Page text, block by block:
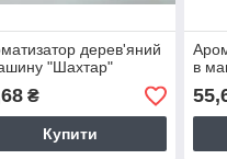
дерев'яний
"Шахтар"
₴
Купити
в